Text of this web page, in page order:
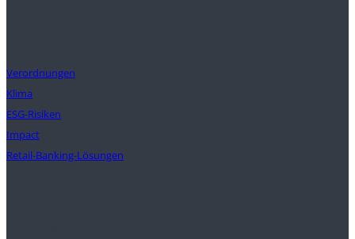
Verordnungen
Klima
ESG-Risiken
Impact
Retail-Banking-Lösungen